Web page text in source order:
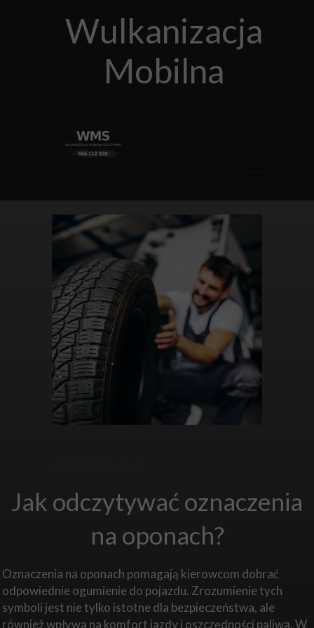
Wulkanizacja
Mobilna
Jak odczytywać oznaczenia
na oponach?
Oznaczenia na oponach pomagają kierowcom dobrać
odpowiednie ogumienie do pojazdu. Zrozumienie tych
symboli jest nie tylko istotne dla bezpieczeństwa, ale
również wpływa na komfort jazdy i oszczędności paliwa. W